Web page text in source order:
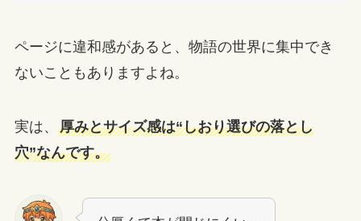
ページに違和感があると、物語の世界に集中でき
ないこともありますよね。
実は、 厚みとサイズ感は“しおり選びの落とし
穴”なんです。